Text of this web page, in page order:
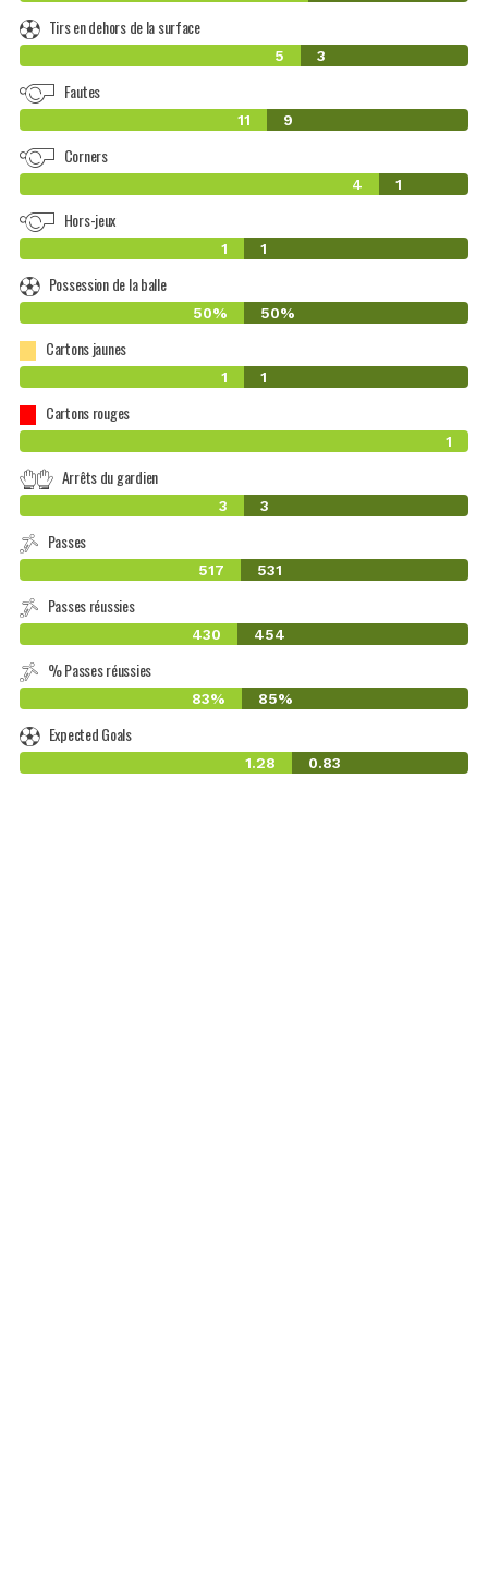
Tirs en dehors de la surface
5 3
Fautes
11 9
Corners
4 1
Hors-jeux
1 1
Possession de la balle
50% 50%
Cartons jaunes
1 1
Cartons rouges
1
Arrêts du gardien
3 3
Passes
517 531
Passes réussies
430 454
% Passes réussies
83% 85%
Expected Goals
1.28 0.83